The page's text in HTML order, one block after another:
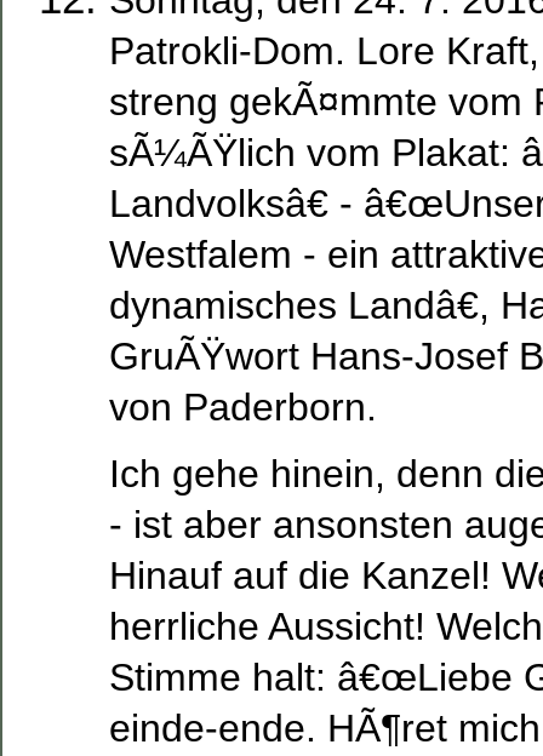
Patrokli-Dom. Lore
streng gekÃ¤mmte vom
sÃ¼ÃŸlich vom Plakat:
Landvolksâ€ -
Westfalem - ein
dynamisches Landâ€,
GruÃŸwort Hans-Josef
von Paderborn.
Ich gehe hinein, denn
- ist aber ansonsten
Hinauf auf die Kanzel!
herrliche Aussicht!
Stimme halt: â€œLiebe
einde-ende. HÃ¶ret